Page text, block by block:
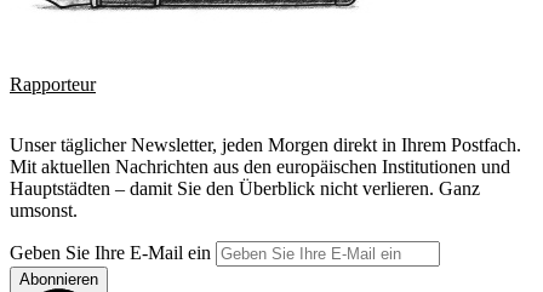
Rapporteur
Unser täglicher Newsletter, jeden Morgen direkt in Ihrem Postfach.
Mit aktuellen Nachrichten aus den europäischen Institutionen und
Hauptstädten – damit Sie den Überblick nicht verlieren. Ganz
umsonst.
Geben Sie Ihre E-Mail ein
Abonnieren